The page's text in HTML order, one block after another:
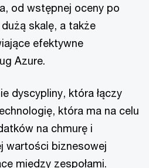
od wstępnej oceny po
skalę, a także
efektywne
Azure.
dyscypliny, która łączy
która ma na celu
na chmurę i
wartości biznesowej
między zespołami.